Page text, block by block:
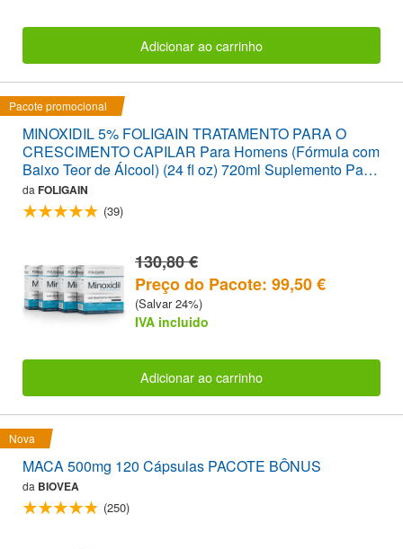
Adicionar ao carrinho
Pacote promocional
MINOXIDIL 5% FOLIGAIN TRATAMENTO PARA O
CRESCIMENTO CAPILAR Para Homens (Fórmula com
Baixo Teor de Álcool) (24 fl oz) 720ml Suplemento Para
12 Meses
da FOLIGAIN
(39)
130,80 €
Preço do Pacote: 99,50 €
(Salvar 24%)
IVA incluido
Adicionar ao carrinho
Nova
MACA 500mg 120 Cápsulas PACOTE BÔNUS
da BIOVEA
(250)